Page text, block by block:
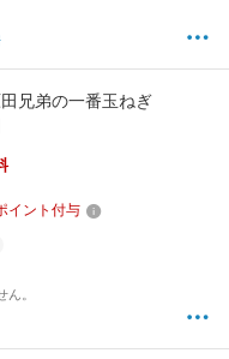
兄弟の一番玉ねぎ
イント付与
ん。